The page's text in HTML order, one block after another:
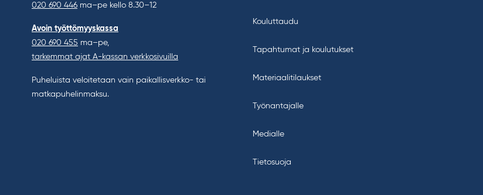
020 690 446 ma–pe kello 8.30–12
Avoin työttömyyskassa
020 690 455 ma–pe,
tarkemmat ajat A-kassan verkkosivuilla
Puheluista veloitetaan vain paikallisverkko- tai
matkapuhelinmaksu.
Kouluttaudu
Tapahtumat ja koulutukset
Materiaalitilaukset
Työnantajalle
Medialle
Tietosuoja